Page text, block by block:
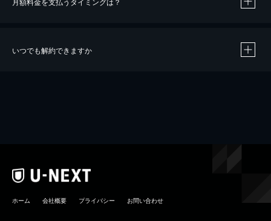
※40％ポイント還元の対象は、クレジットカード決済による作品の購入 / レンタルです。
いつでも解約できますか
ホーム 会社概要 プライバシー お問い合わせ